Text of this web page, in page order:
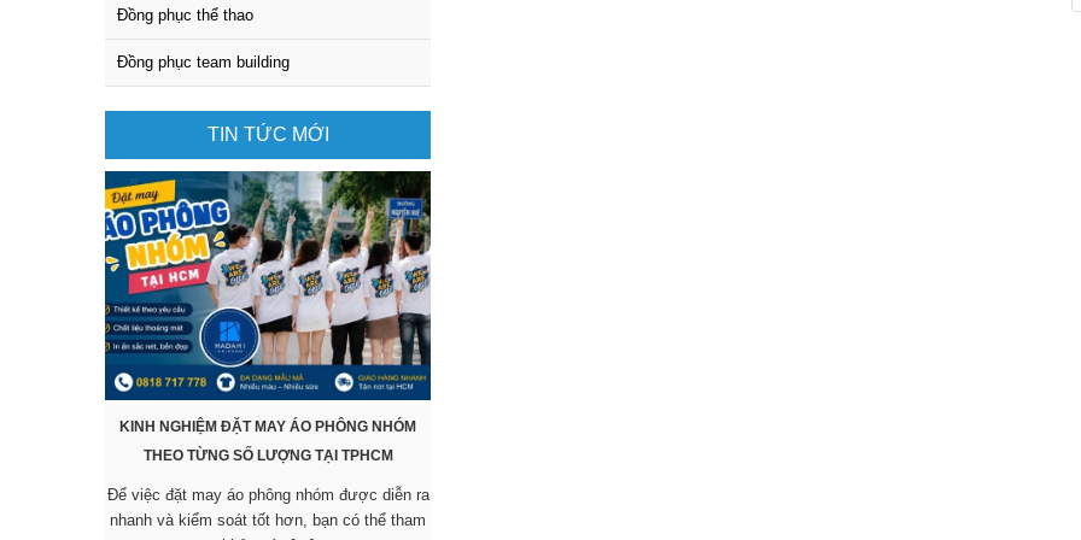
Đồng phục thể thao
Đồng phục team building
TIN TỨC MỚI
KINH NGHIỆM ĐẶT MAY ÁO PHÔNG NHÓM
THEO TỪNG SỐ LƯỢNG TẠI TPHCM
Để việc đặt may áo phông nhóm được diễn ra
nhanh và kiểm soát tốt hơn, bạn có thể tham